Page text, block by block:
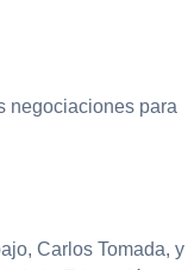
negociaciones para
Carlos Tomada, y